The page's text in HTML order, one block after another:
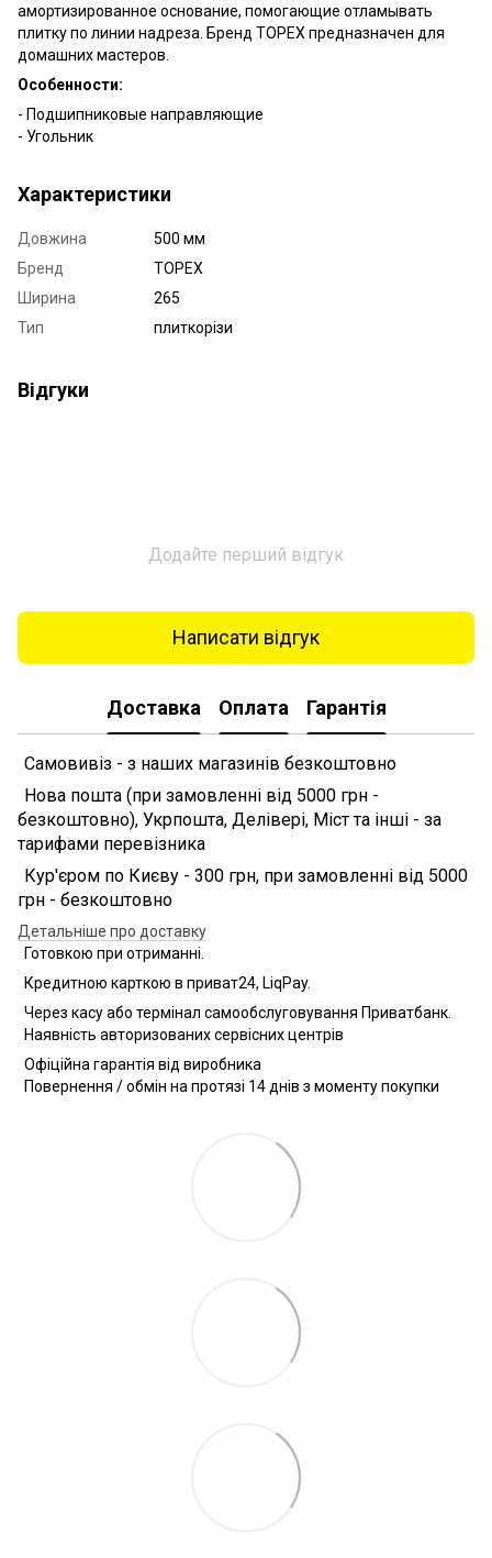
амортизированное основание, помогающие отламывать
плитку по линии надреза. Бренд TOPEX предназначен для
домашних мастеров.
Особенности:
- Подшипниковые направляющие
- Угольник
Характеристики
Довжина
500 мм
Бренд
TOPEX
Ширина
265
Тип
плиткорізи
Відгуки
Додайте перший відгук
Написати відгук
Доставка Оплата Гарантія
Самовивіз - з наших магазинів безкоштовно
Нова пошта (при замовленні від 5000 грн -
безкоштовно), Укрпошта, Делівері, Міст та інші - за
тарифами перевізника
Кур'єром по Києву - 300 грн, при замовленні від 5000
грн - безкоштовно
Детальніше про доставку
Готовкою при отриманні.
Кредитною карткою в приват24, LiqPay.
Через касу або термінал самообслуговування Приватбанк.
Наявність авторизованих сервісних центрів
Офіційна гарантія від виробника
Повернення / обмін на протязі 14 днів з моменту покупки